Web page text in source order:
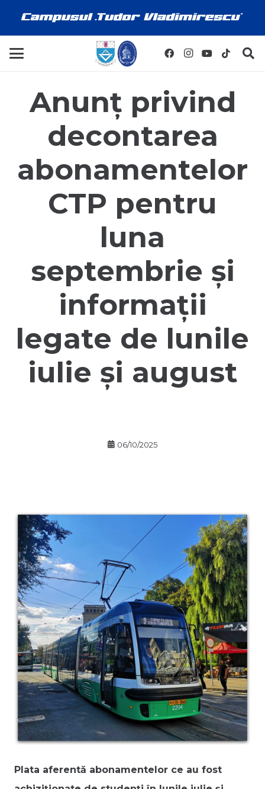
Anunț privind
decontarea
abonamentelor
CTP pentru
luna
septembrie și
informații
legate de lunile
iulie și august
06/10/2025
Plata aferentă abonamentelor ce au fost